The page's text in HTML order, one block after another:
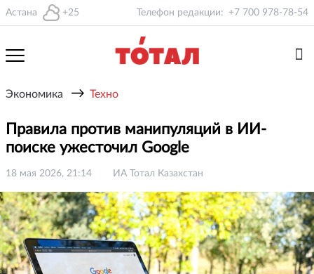
Астана +25 Телефон редакции: +7 700 978-78-54
Экономика → Техно
Правила против манипуляций в ИИ-
поиске ужесточил Google
18 мая 2026, 21:14 ИА Тотал Казахстан